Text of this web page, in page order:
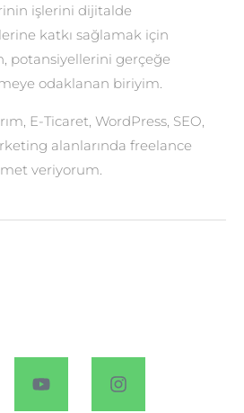
işlerini dijitalde
katkı sağlamak için
potansiyellerini gerçeğe
odaklanan biriyim.
E-Ticaret, WordPress, SEO,
alanlarında freelance
veriyorum.